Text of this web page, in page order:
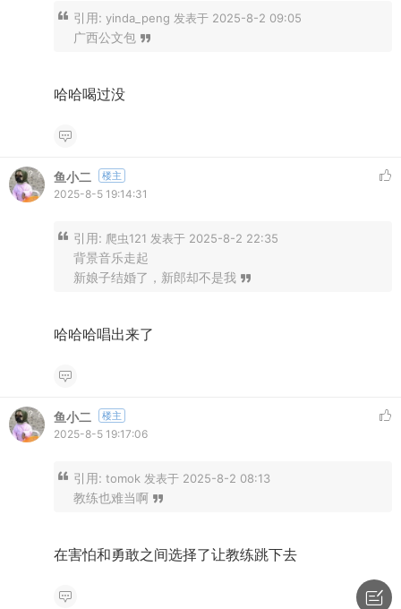
引用: yinda_peng 发表于 2025-8-2 09:05
广西公文包
哈哈喝过没
鱼小二 楼主
2025-8-5 19:14:31
引用: 爬虫121 发表于 2025-8-2 22:35
背景音乐走起
新娘子结婚了，新郎却不是我
哈哈哈唱出来了
鱼小二 楼主
2025-8-5 19:17:06
引用: tomok 发表于 2025-8-2 08:13
教练也难当啊
在害怕和勇敢之间选择了让教练跳下去